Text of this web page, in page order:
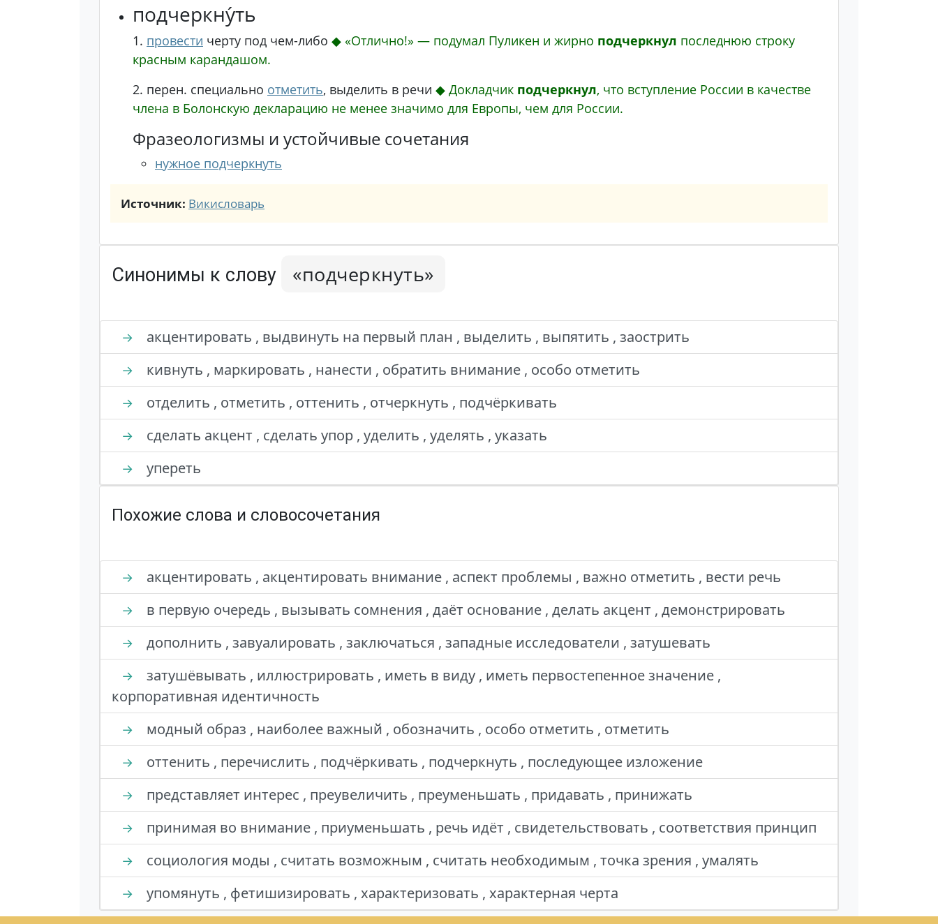
подчеркну́ть
1. провести черту под чем-либо ◆ «Отлично!» — подумал Пуликен и жирно подчеркнул последнюю строку
красным карандашом.
2. перен. специально отметить, выделить в речи ◆ Докладчик подчеркнул, что вступление России в качестве
члена в Болонскую декларацию не менее значимо для Европы, чем для России.
Фразеологизмы и устойчивые сочетания
нужное подчеркнуть
Источник: Викисловарь
Синонимы к слову «подчеркнуть»
→ акцентировать , выдвинуть на первый план , выделить , выпятить , заострить
→ кивнуть , маркировать , нанести , обратить внимание , особо отметить
→ отделить , отметить , оттенить , отчеркнуть , подчёркивать
→ сделать акцент , сделать упор , уделить , уделять , указать
→ упереть
Похожие слова и словосочетания
→ акцентировать , акцентировать внимание , аспект проблемы , важно отметить , вести речь
→ в первую очередь , вызывать сомнения , даёт основание , делать акцент , демонстрировать
→ дополнить , завуалировать , заключаться , западные исследователи , затушевать
→
затушёвывать , иллюстрировать , иметь в виду , иметь первостепенное значение ,
корпоративная идентичность
→ модный образ , наиболее важный , обозначить , особо отметить , отметить
→ оттенить , перечислить , подчёркивать , подчеркнуть , последующее изложение
→ представляет интерес , преувеличить , преуменьшать , придавать , принижать
→ принимая во внимание , приуменьшать , речь идёт , свидетельствовать , соответствия принцип
→ социология моды , считать возможным , считать необходимым , точка зрения , умалять
→ упомянуть , фетишизировать , характеризовать , характерная черта